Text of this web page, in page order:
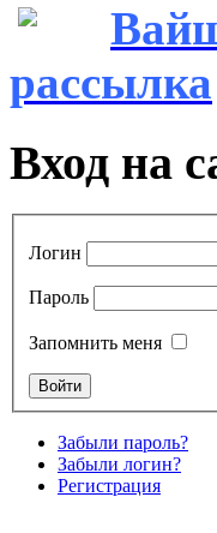
рассылка
Вход на
Логин
Пароль
Запомнить меня
Забыли пароль?
Забыли логин?
Регистрация